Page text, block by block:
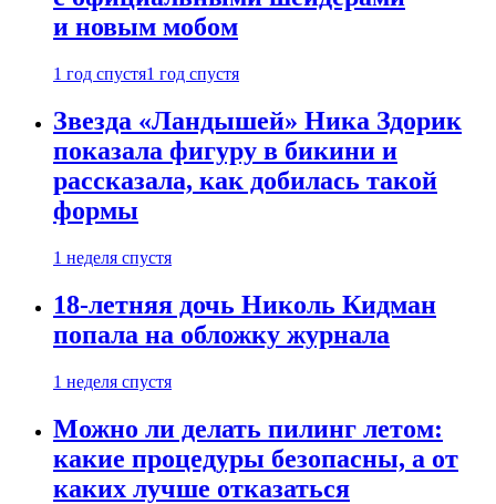
и новым мобом
1 год спустя1 год спустя
Звезда «Ландышей» Ника Здорик
показала фигуру в бикини и
рассказала, как добилась такой
формы
1 неделя спустя
18-летняя дочь Николь Кидман
попала на обложку журнала
1 неделя спустя
Можно ли делать пилинг летом:
какие процедуры безопасны, а от
каких лучше отказаться